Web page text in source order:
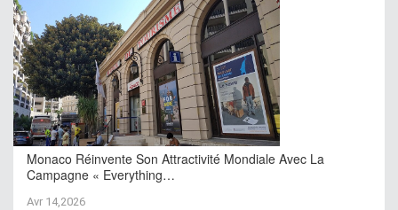
Monaco Réinvente Son Attractivité Mondiale Avec La
Campagne « Everything…
Avr 14,2026